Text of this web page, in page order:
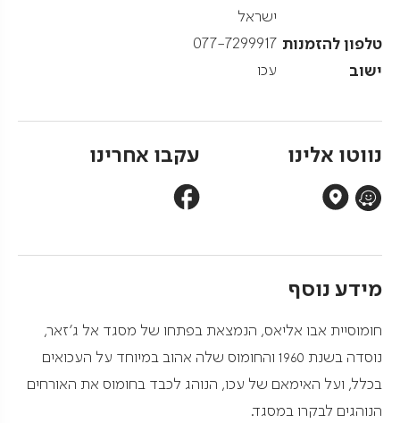
ישראל
טלפון להזמנות 077-7299917
ישוב עכו
נווטו אלינו עקבו אחרינו
מידע נוסף
חומוסיית אבו אליאס, הנמצאת בפתחו של מסגד אל ג'זאר,
נוסדה בשנת 1960 והחומוס שלה אהוב במיוחד על העכואים
בכלל, ועל האימאם של עכו, הנוהג לכבד בחומוס את האורחים
הנוהגים לבקרו במסגד.